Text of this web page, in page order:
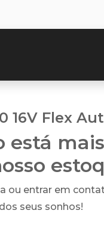
16V Flex
está mais
ou entrar em
seus sonhos!